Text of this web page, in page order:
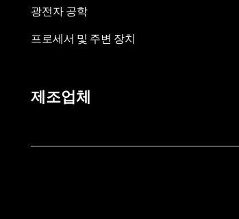
광전자 공학
프로세서 및 주변 장치
제조업체